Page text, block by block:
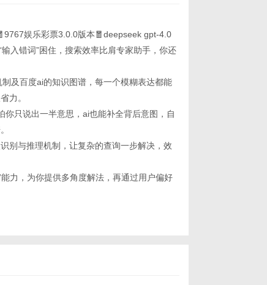
娱乐彩票3.0.0版本🧧deepseek gpt-4.0
入错词”困住，搜索效率比肩专家助手，你还
及百度ai的知识图谱，每一个模糊表达都能
力。
只说出一半意思，ai也能补全背后意图，自
别与推理机制，让复杂的查询一步解决，效
力，为你提供多角度解法，再通过用户偏好